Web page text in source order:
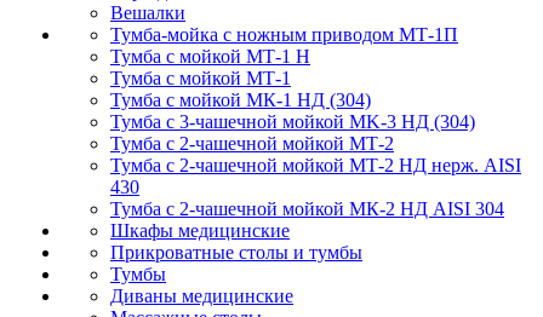
Вешалки
Тумба-мойка с ножным приводом МТ-1П
Тумба с мойкой МТ-1 Н
Тумба с мойкой МТ-1
Тумба с мойкой МК-1 НД (304)
Тумба с 3-чашечной мойкой МK-3 НД (304)
Тумба с 2-чашечной мойкой МТ-2
Тумба с 2-чашечной мойкой МТ-2 НД нерж. AISI
430
Тумба с 2-чашечной мойкой МК-2 НД AISI 304
Шкафы медицинские
Прикроватные столы и тумбы
Тумбы
Диваны медицинские